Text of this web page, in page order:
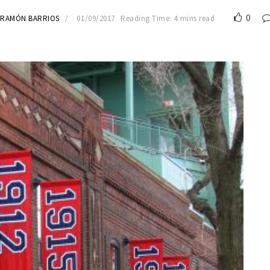
RAMÓN BARRIOS 01/09/2017 Reading Time: 4 mins read 0